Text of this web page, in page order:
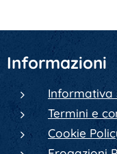
Informazioni
Informativa
Termini e
Cookie